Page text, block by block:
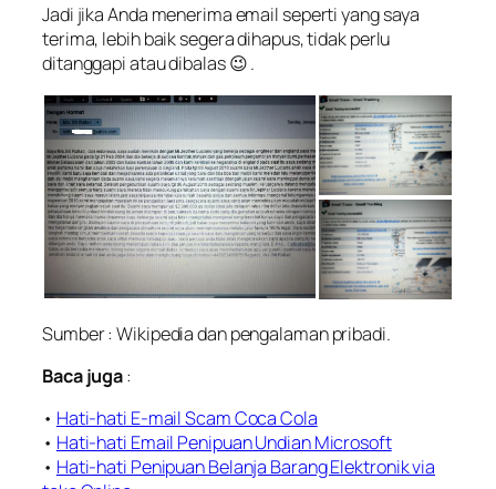
Jadi jika Anda menerima email seperti yang saya
terima, lebih baik segera dihapus, tidak perlu
ditanggapi atau dibalas 😉 .
Sumber : Wikipedia dan pengalaman pribadi.
Baca juga:
• Hati-hati E-mail Scam Coca Cola
• Hati-hati Email Penipuan Undian Microsoft
• Hati-hati Penipuan Belanja Barang Elektronik via